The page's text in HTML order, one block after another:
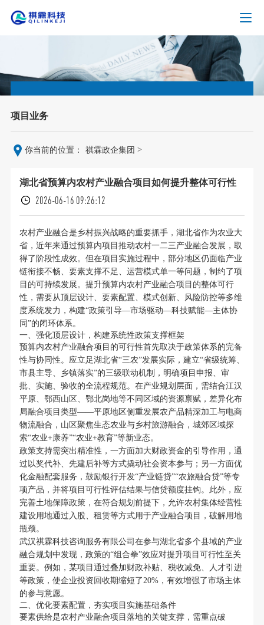
项目业务
你当前的位置： 祺霖政企集团 >
湖北省预算内农村产业融合项目如何提升整体可行性
2026-06-16 09:26:12
农村产业融合是乡村振兴战略的重要抓手，湖北省作为农业大
省，近年来通过预算内项目推动农村一二三产业融合发展，取
得了阶段性成效。但在项目实施过程中，部分地区仍面临产业
链衔接不畅、要素支撑不足、运营模式单一等问题，制约了项
目的可持续发展。提升预算内农村产业融合项目的整体可行
性，需要从顶层设计、要素配置、模式创新、风险防控等多维
度系统发力，构建“政策引导—市场驱动—科技赋能—主体协
同”的闭环体系。
一、强化顶层设计，构建系统性政策支撑框架
预算内农村产业融合项目的可行性首先取决于政策体系的完备
性与协同性。应立足湖北省“三农”发展实际，建立“省级统筹、
市县主导、乡镇落实”的三级联动机制，明确项目申报、审
批、实施、验收的全流程规范。在产业规划层面，需结合江汉
平原、鄂西山区、鄂北岗地等不同区域的资源禀赋，差异化布
局融合项目类型——平原地区侧重发展农产品精深加工与电商
物流融合，山区聚焦生态农业与乡村旅游融合，城郊区域探
索“农业+康养”“农业+教育”等新业态。
政策支持需突出精准性，一方面加大财政资金的引导作用，通
过以奖代补、先建后补等方式撬动社会资本参与；另一方面优
化金融配套服务，鼓励银行开发“产业链贷”“农旅融合贷”等专
项产品，并将项目可行性评估结果与信贷额度挂钩。此外，应
完善土地保障政策，在符合规划前提下，允许农村集体经营性
建设用地通过入股、租赁等方式用于产业融合项目，破解用地
瓶颈。
武汉祺霖科技咨询服务有限公司在参与湖北省多个县域的产业
融合规划中发现，政策的“组合拳”效应对提升项目可行性至关
重要。例如，某项目通过叠加财政补贴、税收减免、人才引进
等政策，使企业投资回收期缩短了20%，有效增强了市场主体
的参与意愿。
二、优化要素配置，夯实项目实施基础条件
要素供给是农村产业融合项目落地的关键支撑，需重点破